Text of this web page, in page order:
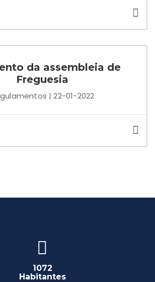
da assembleia de
Freguesia
| 22-01-2022
1072
Habitantes